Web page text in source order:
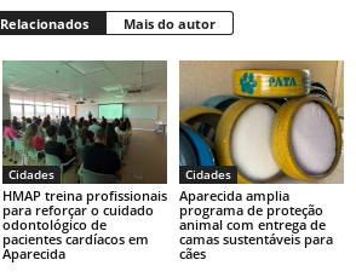
Mais do autor
Cidades
HMAP treina profissionais
para reforçar o cuidado
odontológico de
pacientes cardíacos em
Aparecida
Cidades
Aparecida amplia
programa de proteção
animal com entrega de
camas sustentáveis para
cães